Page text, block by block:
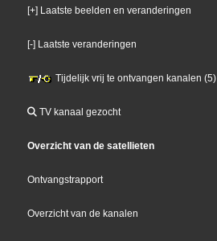
[+] Laatste beelden en veranderingen
[-] Laatste veranderingen
Tijdelijk vrij te ontvangen kanalen (5)
TV kanaal gezocht
Overzicht van de satellieten
Ontvangstrapport
Overzicht van de kanalen